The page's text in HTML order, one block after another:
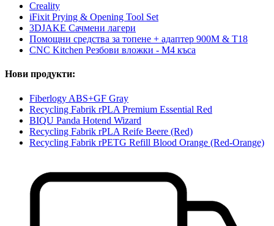
Creality
iFixit Prying & Opening Tool Set
3DJAKE Сачмени лагери
Помощни средства за топене + адаптер 900M & T18
CNC Kitchen Резбови вложки - M4 къса
Нови продукти:
Fiberlogy ABS+GF Gray
Recycling Fabrik rPLA Premium Essential Red
BIQU Panda Hotend Wizard
Recycling Fabrik rPLA Reife Beere (Red)
Recycling Fabrik rPETG Refill Blood Orange (Red-Orange)